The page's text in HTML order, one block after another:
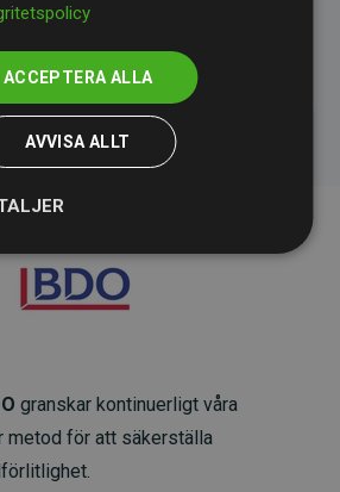
som stöder klimatprojekt
granskar kontinuerligt våra
metod för att säkerställa
ACCEPTERA ALLA
AVVISA ALLT